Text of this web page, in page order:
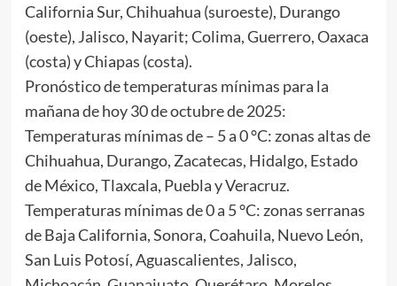
California Sur, Chihuahua (suroeste), Durango
(oeste), Jalisco, Nayarit; Colima, Guerrero, Oaxaca
(costa) y Chiapas (costa).
Pronóstico de temperaturas mínimas para la
mañana de hoy 30 de octubre de 2025:
Temperaturas mínimas de – 5 a 0 °C: zonas altas de
Chihuahua, Durango, Zacatecas, Hidalgo, Estado
de México, Tlaxcala, Puebla y Veracruz.
Temperaturas mínimas de 0 a 5 °C: zonas serranas
de Baja California, Sonora, Coahuila, Nuevo León,
San Luis Potosí, Aguascalientes, Jalisco,